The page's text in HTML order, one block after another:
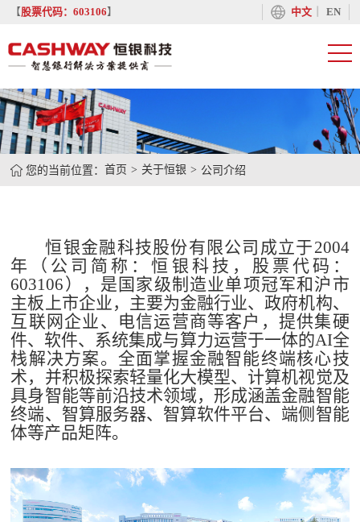
【股票代码：603106】 中文丨 EN
您的当前位置：首页 关于恒银 公司介绍
恒银金融科技股份有限公司成立于2004
年（公司简称：恒银科技，股票代码：
603106），是国家级制造业单项冠军和沪市
主板上市企业，主要为金融行业、政府机构、
互联网企业、电信运营商等客户，提供集硬
件、软件、系统集成与算力运营于一体的AI全
栈解决方案。全面掌握金融智能终端核心技
术，并积极探索轻量化大模型、计算机视觉及
具身智能等前沿技术领域，形成涵盖金融智能
终端、智算服务器、智算软件平台、端侧智能
体等产品矩阵。